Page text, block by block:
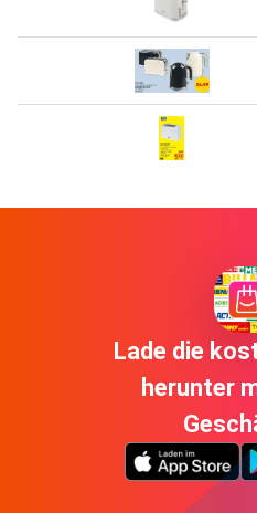
Lade die
herunter